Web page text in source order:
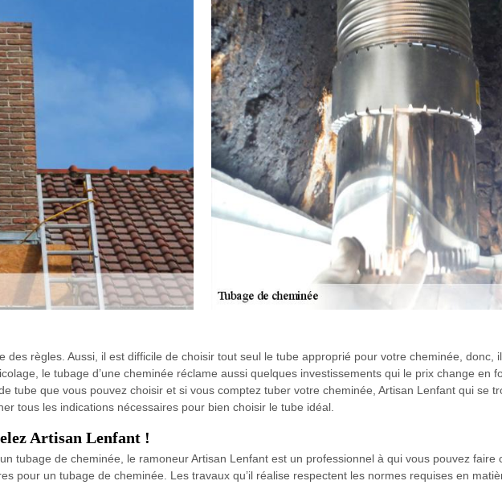
des règles. Aussi, il est difficile de choisir tout seul le tube approprié pour votre cheminée, donc,
le tubage d’une cheminée réclame aussi quelques investissements qui le prix change en
tube que vous pouvez choisir et si vous comptez tuber votre cheminée, Artisan Lenfant qui se
tous les indications nécessaires pour bien choisir le tube idéal.
Artisan Lenfant !
tubage de cheminée, le ramoneur Artisan Lenfant est un professionnel à qui vous pouvez faire
pour un tubage de cheminée. Les travaux qu’il réalise respectent les normes requises en